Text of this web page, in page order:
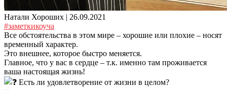
Натали Хороших | 26.09.2021
#заметкикоуча
Все обстоятельства в этом мире – хорошие или плохие – носят
временный характер.
Это внешнее, которое быстро меняется.
Главное, что у вас в сердце – т.к. именно там проживается
ваша настоящая жизнь!
Есть ли удовлетворение от жизни в целом?